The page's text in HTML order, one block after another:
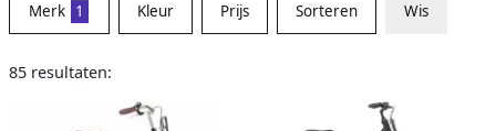
Merk 1 Kleur Prijs Sorteren Wis
85 resultaten: